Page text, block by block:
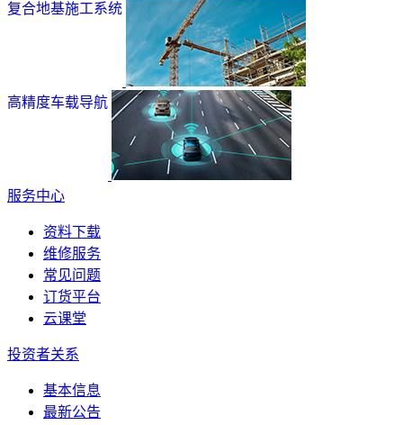
复合地基施工系统
高精度车载导航
服务中心
资料下载
维修服务
常见问题
订货平台
云课堂
投资者关系
基本信息
最新公告